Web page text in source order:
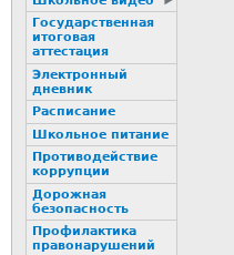
Государственная
итоговая
аттестация
Электронный
дневник
Расписание
Школьное питание
Пpотиводействие
коppупции
Дорожная
безопасность
Профилактика
пpaвонаpушений